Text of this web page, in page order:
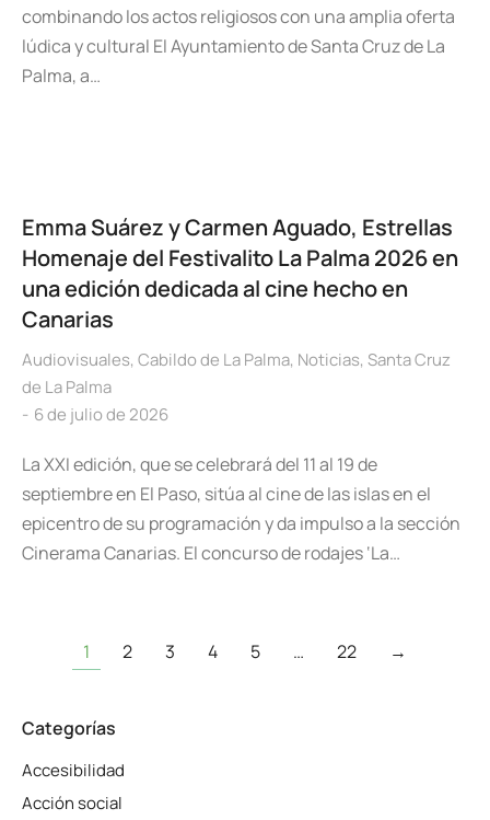
combinando los actos religiosos con una amplia oferta
lúdica y cultural El Ayuntamiento de Santa Cruz de La
Palma, a…
Emma Suárez y Carmen Aguado, Estrellas
Homenaje del Festivalito La Palma 2026 en
una edición dedicada al cine hecho en
Canarias
Audiovisuales, Cabildo de La Palma, Noticias, Santa Cruz
de La Palma
6 de julio de 2026
La XXI edición, que se celebrará del 11 al 19 de
septiembre en El Paso, sitúa al cine de las islas en el
epicentro de su programación y da impulso a la sección
Cinerama Canarias. El concurso de rodajes ‘La…
1 2 3 4 5 … 22 →
Categorías
Accesibilidad
Acción social